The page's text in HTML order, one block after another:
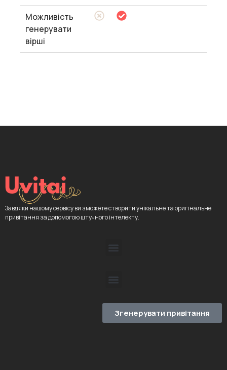
Можливість
генерувати
вірші
Завдяки нашому сервісу ви зможете створити унікальне та оригінальне
привітання за допомогою штучного інтелекту.
Згенерувати привітання